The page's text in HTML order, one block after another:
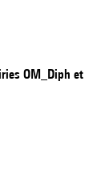
OM_Diph et